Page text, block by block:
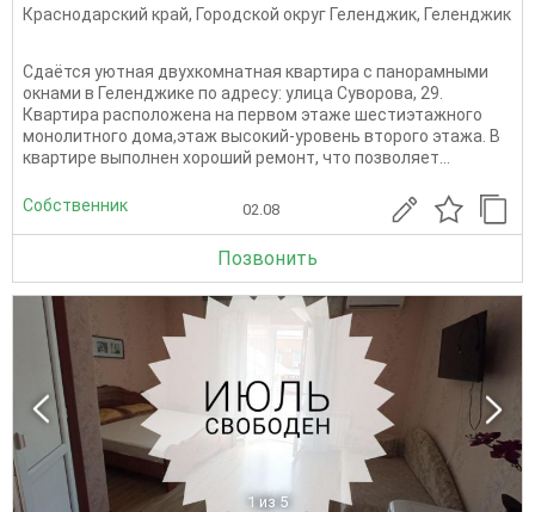
Краснодарский край, Городской округ Геленджик, Геленджик
Сдаётся уютная двухкомнатная квартира с панорамными
окнами в Геленджике по адресу: улица Суворова, 29.
Квартира расположена на первом этаже шестиэтажного
монолитного дома,этаж высокий-уровень второго этажа. В
квартире выполнен хороший ремонт, что позволяет...
Собственник 02.08
Позвонить
1 из 5